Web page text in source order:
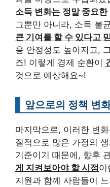
소득 변화는 정말 중요한
그뿐만 아니라, 소득 불
큰 기여를 할 수 있다고
용 안정성도 높아지고,
죠! 이렇게 경제 순환이
것으로 예상해요~!
앞으로의 정책 변
마지막으로, 이러한 변
질적으로 많은 가정의
기준이기 때문에, 향후
게 지켜보아야 할 시점이
지원과 함께 사람들이